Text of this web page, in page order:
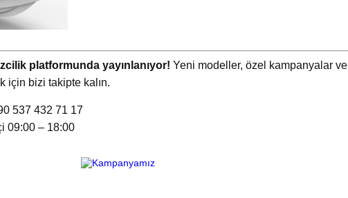
platformunda yayınlanıyor! Yeni modeller, özel kampanyalar ve
için bizi takipte kalın.
537 432 71 17
09:00 – 18:00